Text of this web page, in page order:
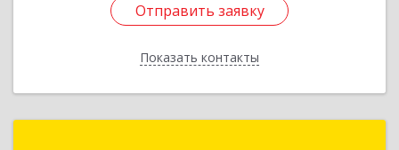
Отправить заявку
Показать контакты
Отправить заявку
Назад